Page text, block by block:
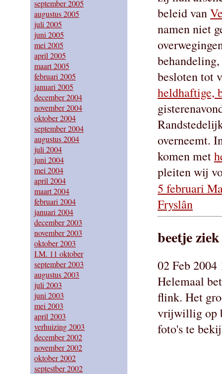
september 2005
augustus 2005
juli 2005
juni 2005
mei 2005
april 2005
maart 2005
februari 2005
januari 2005
december 2004
november 2004
oktober 2004
september 2004
augustus 2004
juli 2004
juni 2004
mei 2004
april 2004
maart 2004
februari 2004
januari 2004
december 2003
november 2003
oktober 2003
I.M. 11 oktober
september 2003
augustus 2003
juli 2003
juni 2003
mei 2003
april 2003
verhuizing 2003
december 2002
november 2002
oktober 2002
septestber 2002
beleid van
namen niet
besloten tot
heldhaftige,
overneemt.
komen met
pleiten wij
5 februari
Fryslân
beetje
02 Feb 2004
Helemaal
flink. Het
vrijwillig op
foto's te